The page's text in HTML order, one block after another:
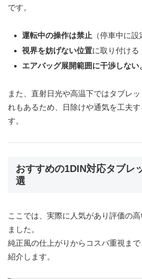
です。
運転中の操作は禁止 （停車中に設
視界を妨げない位置に取り付ける
エアバッグ展開範囲に干渉しない
また、直射日光や高温下ではタブレ
れもあるため、日除けや通気を工夫
す。
おすすめの1DIN対応タブレ
選
ここでは、実際に人気があり評価の
ました。
純正風の仕上がりからコスパ重視ま
紹介します。